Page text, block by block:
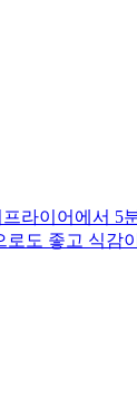
라이어에서 5
로도 좋고 식감